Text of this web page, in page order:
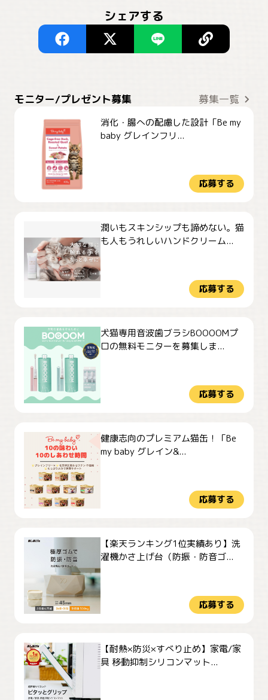
シェアする
モニター/プレゼント募集 募集一覧
消化・腸への配慮した設計「Be my
baby グレインフリ...
応募する
潤いもスキンシップも諦めない。猫
も人もうれしいハンドクリーム...
応募する
犬猫専用音波歯ブラシBOOOOMプ
ロの無料モニターを募集しま...
応募する
健康志向のプレミアム猫缶！「Be
my baby グレイン&...
応募する
【楽天ランキング1位実績あり】洗
濯機かさ上げ台（防振・防音ゴ...
応募する
【耐熱×防災×すべり止め】家電/家
具 移動抑制シリコンマット...